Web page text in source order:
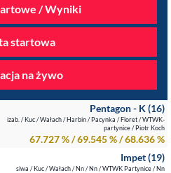
/ Wyniki
startowa
na żywo
Pentagon - K (16)
izab. / Kuc / Wałach / Harbin / Pacynka / Floret / WTWK-
partynice / Piotr Koch
67.727 % / 69.545 % / 68.636 %
Impet (19)
siwa / Kuc / Wałach / Nn / Nn / WTWK Partynice / Nn